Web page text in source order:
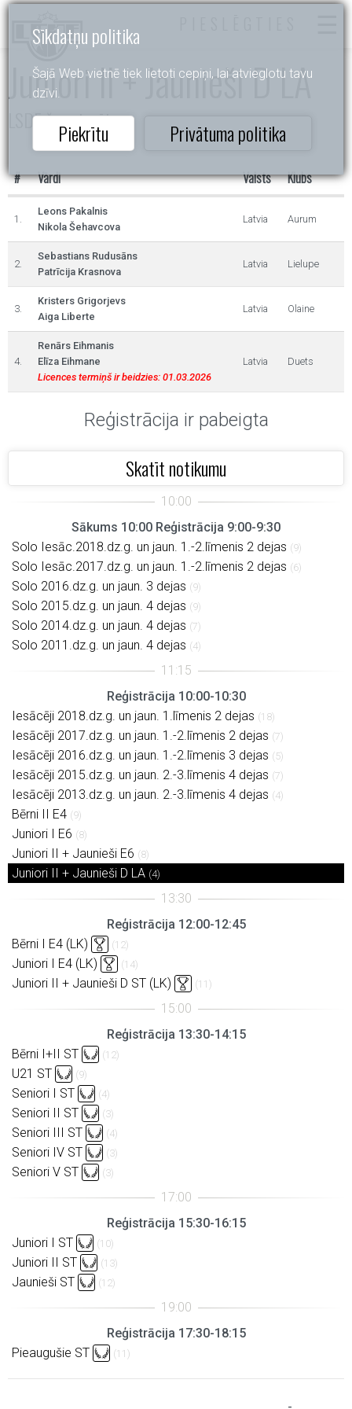
Sīkdatņu politika
Šajā Web vietnē tiek lietoti cepiņi, lai atvieglotu tavu
dzīvi.
Piekrītu Privātuma politika
Juniori II + Jaunieši D LA
LSDF čempionāts
# Vārdi Valsts Klubs
1.
Leons Pakalnis
Nikola Šehavcova
Latvia Aurum
2.
Sebastians Rudusāns
Patrīcija Krasnova
Latvia Lielupe
3.
Kristers Grigorjevs
Aiga Liberte
Latvia Olaine
4.
Renārs Eihmanis
Elīza Eihmane
Licences termiņš ir beidzies: 01.03.2026
Latvia Duets
Reģistrācija ir pabeigta
Skatīt notikumu
Sākums 10:00 Reģistrācija 9:00-9:30
Solo Iesāc.2018.dz.g. un jaun. 1.-2.līmenis 2 dejas (9)
Solo Iesāc.2017.dz.g. un jaun. 1.-2.līmenis 2 dejas (6)
Solo 2016.dz.g. un jaun. 3 dejas (9)
Solo 2015.dz.g. un jaun. 4 dejas (9)
Solo 2014.dz.g. un jaun. 4 dejas (7)
Solo 2011.dz.g. un jaun. 4 dejas (4)
Reģistrācija 10:00-10:30
Iesācēji 2018.dz.g. un jaun. 1.līmenis 2 dejas (18)
Iesācēji 2017.dz.g. un jaun. 1.-2.līmenis 2 dejas (7)
Iesācēji 2016.dz.g. un jaun. 1.-2.līmenis 3 dejas (5)
Iesācēji 2015.dz.g. un jaun. 2.-3.līmenis 4 dejas (7)
Iesācēji 2013.dz.g. un jaun. 2.-3.līmenis 4 dejas (4)
Bērni II E4 (9)
Juniori I E6 (8)
Juniori II + Jaunieši E6 (8)
Juniori II + Jaunieši D LA (4)
Reģistrācija 12:00-12:45
Bērni I E4 (LK)
(12)
Juniori I E4 (LK) (14)
Juniori II + Jaunieši D ST (LK) (11)
Reģistrācija 13:30-14:15
Bērni I+II ST
(12)
U21 ST (9)
Seniori I ST (4)
Seniori II ST (3)
Seniori III ST (4)
Seniori IV ST (3)
Seniori V ST (3)
Reģistrācija 15:30-16:15
Juniori I ST
(10)
Juniori II ST (13)
Jaunieši ST (12)
Reģistrācija 17:30-18:15
Pieaugušie ST
(11)